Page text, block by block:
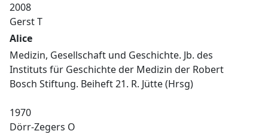
2008
Gerst T
Alice
Medizin, Gesellschaft und Geschichte. Jb. des
Instituts für Geschichte der Medizin der Robert
Bosch Stiftung. Beiheft 21. R. Jütte (Hrsg)
1970
Dörr-Zegers O